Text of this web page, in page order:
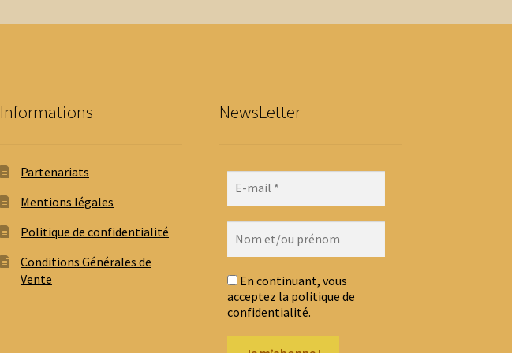
être
Informations
Partenariats
Mentions légales
Politique de confidentialité
Conditions Générales de
Vente
NewsLetter
En continuant, vous
acceptez la politique de
confidentialité.